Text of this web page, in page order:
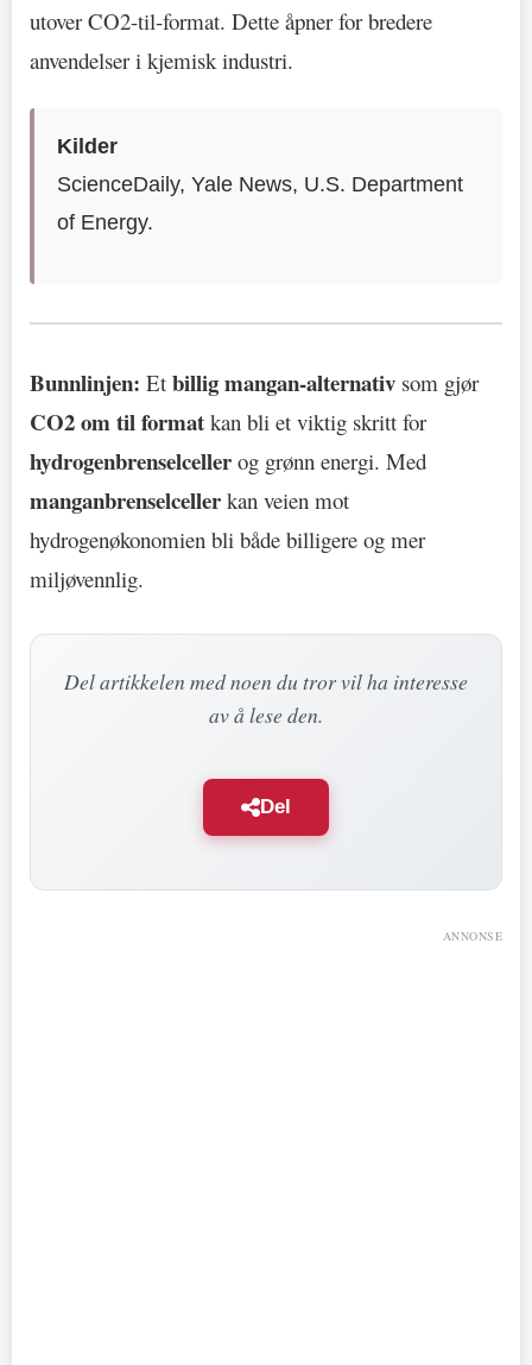
utover CO2-til-format. Dette åpner for bredere
anvendelser i kjemisk industri.
Kilder
ScienceDaily, Yale News, U.S. Department
of Energy.
Bunnlinjen: Et billig mangan-alternativ som gjør
CO2 om til format kan bli et viktig skritt for
hydrogenbrenselceller og grønn energi. Med
manganbrenselceller kan veien mot
hydrogenøkonomien bli både billigere og mer
miljøvennlig.
Del artikkelen med noen du tror vil ha interesse
av å lese den.
Del
ANNONSE